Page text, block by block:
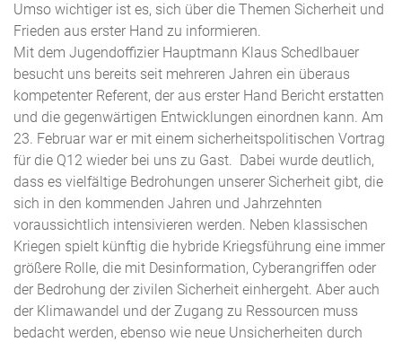
Umso wichtiger ist es, sich über die Themen Sicherheit und
Frieden aus erster Hand zu informieren.
Mit dem Jugendoffizier Hauptmann Klaus Schedlbauer
besucht uns bereits seit mehreren Jahren ein überaus
kompetenter Referent, der aus erster Hand Bericht erstatten
und die gegenwärtigen Entwicklungen einordnen kann. Am
23. Februar war er mit einem sicherheitspolitischen Vortrag
für die Q12 wieder bei uns zu Gast. Dabei wurde deutlich,
dass es vielfältige Bedrohungen unserer Sicherheit gibt, die
sich in den kommenden Jahren und Jahrzehnten
voraussichtlich intensivieren werden. Neben klassischen
Kriegen spielt künftig die hybride Kriegsführung eine immer
größere Rolle, die mit Desinformation, Cyberangriffen oder
der Bedrohung der zivilen Sicherheit einhergeht. Aber auch
der Klimawandel und der Zugang zu Ressourcen muss
bedacht werden, ebenso wie neue Unsicherheiten durch